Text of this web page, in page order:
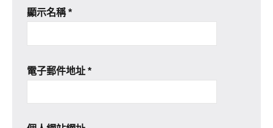
顯示名稱*
電子郵件地址 *